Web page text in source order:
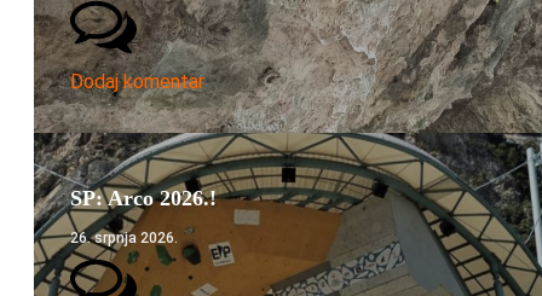
Dodaj komentar
SP: Arco 2026.!
26. srpnja 2026.